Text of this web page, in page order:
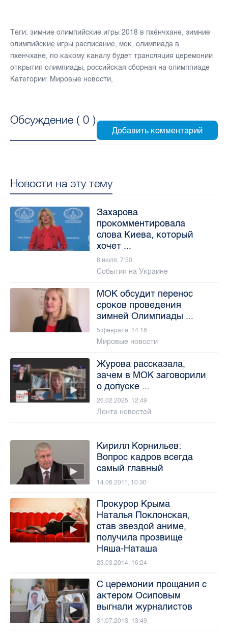
Теги: зимние олимпийские игры 2018 в пхёнчхане, зимние
олимпийские игры расписание, мок, олимпиада в
пхенчхане, по какому каналу будет трансляция церемонии
открытия олимпиады, российская сборная на олимппиаде
Категории: Мировые новости,
Обсуждение ( 0 )
Новости на эту тему
Захарова
прокомментировала
слова Киева, который
хочет ...
8 июля, 7:50
События на Украине
МОК обсудит перенос
сроков проведения
зимней Олимпиады ...
5 февраля, 14:18
Мировые новости
Журова рассказала,
зачем в МОК заговорили
о допуске ...
26.02.2025, 12:49
Лента новостей
Кирилл Корнильев:
Вопрос кадров всегда
самый главный
14.06.2011, 10:30
Прокурор Крыма
Наталья Поклонская,
став звездой аниме,
получила прозвище
Няша-Наташа
23.03.2014, 16:24
С церемонии прощания с
актером Осиповым
выгнали журналистов
31.07.2013, 13:49